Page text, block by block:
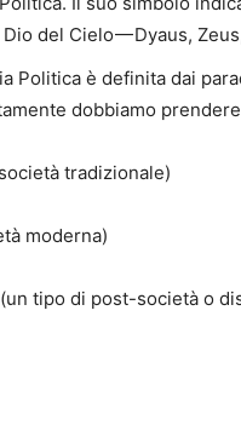
del Cielo — Dyaus,
Politica è definita dai
dobbiamo
tradizionale)
moderna)
tipo di post-società o